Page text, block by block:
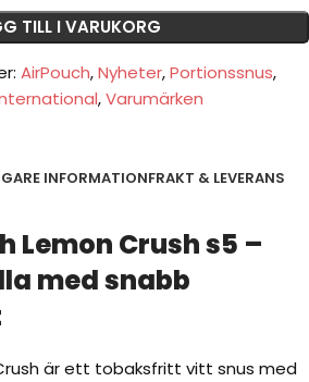
TILL I VARUKORG
AirPouch,Nyheter,Portionssnus,
International,Varumärken
INFORMATIONFRAKT & LEVERANS
Lemon Crush s5 –
med snabb
Crush är ett tobaksfritt vitt snus med